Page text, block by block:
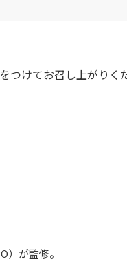
けてお召し上がりく
が監修。